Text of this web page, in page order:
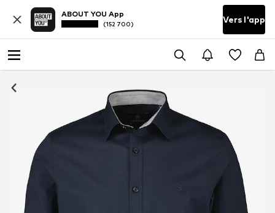
ABOUT YOU App
(152 700) Vers l'app